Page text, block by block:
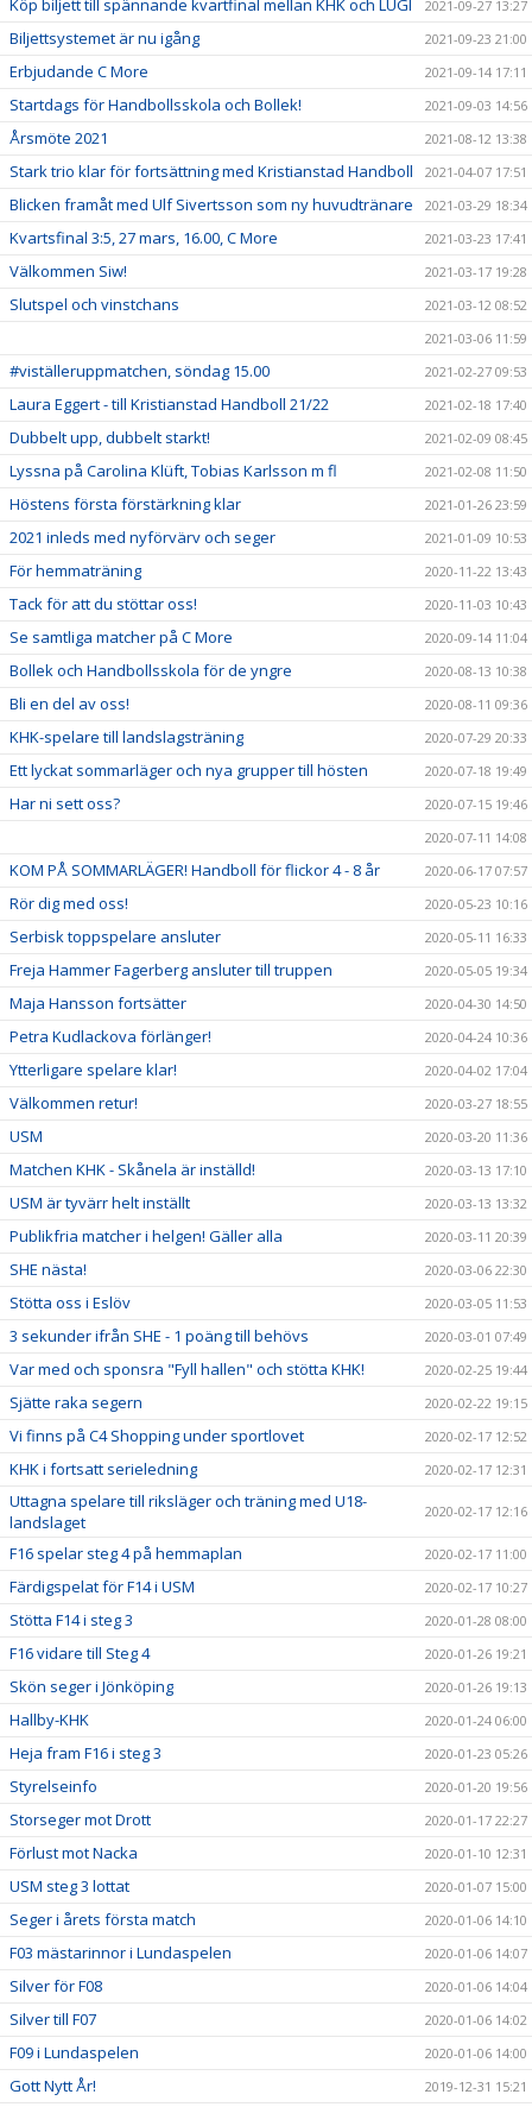
Köp biljett till spännande kvartfinal mellan KHK och LUGI 2021-09-27 13:27
Biljettsystemet är nu igång 2021-09-23 21:00
Erbjudande C More 2021-09-14 17:11
Startdags för Handbollsskola och Bollek! 2021-09-03 14:56
Årsmöte 2021 2021-08-12 13:38
Stark trio klar för fortsättning med Kristianstad Handboll 2021-04-07 17:51
Blicken framåt med Ulf Sivertsson som ny huvudtränare 2021-03-29 18:34
Kvartsfinal 3:5, 27 mars, 16.00, C More 2021-03-23 17:41
Välkommen Siw! 2021-03-17 19:28
Slutspel och vinstchans
2021-03-12 08:52
2021-03-06 11:59
#viställeruppmatchen, söndag 15.00 2021-02-27 09:53
Laura Eggert - till Kristianstad Handboll 21/22 2021-02-18 17:40
Dubbelt upp, dubbelt starkt! 2021-02-09 08:45
Lyssna på Carolina Klüft, Tobias Karlsson m fl 2021-02-08 11:50
Höstens första förstärkning klar 2021-01-26 23:59
2021 inleds med nyförvärv och seger 2021-01-09 10:53
För hemmaträning 2020-11-22 13:43
Tack för att du stöttar oss! 2020-11-03 10:43
Se samtliga matcher på C More 2020-09-14 11:04
Bollek och Handbollsskola för de yngre 2020-08-13 10:38
Bli en del av oss! 2020-08-11 09:36
KHK-spelare till landslagsträning 2020-07-29 20:33
Ett lyckat sommarläger och nya grupper till hösten 2020-07-18 19:49
Har ni sett oss?
2020-07-15 19:46
2020-07-11 14:08
KOM PÅ SOMMARLÄGER! Handboll för flickor 4 - 8 år 2020-06-17 07:57
Rör dig med oss! 2020-05-23 10:16
Serbisk toppspelare ansluter 2020-05-11 16:33
Freja Hammer Fagerberg ansluter till truppen 2020-05-05 19:34
Maja Hansson fortsätter 2020-04-30 14:50
Petra Kudlackova förlänger! 2020-04-24 10:36
Ytterligare spelare klar! 2020-04-02 17:04
Välkommen retur! 2020-03-27 18:55
USM 2020-03-20 11:36
Matchen KHK - Skånela är inställd! 2020-03-13 17:10
USM är tyvärr helt inställt 2020-03-13 13:32
Publikfria matcher i helgen! Gäller alla 2020-03-11 20:39
SHE nästa! 2020-03-06 22:30
Stötta oss i Eslöv 2020-03-05 11:53
3 sekunder ifrån SHE - 1 poäng till behövs 2020-03-01 07:49
Var med och sponsra "Fyll hallen" och stötta KHK! 2020-02-25 19:44
Sjätte raka segern 2020-02-22 19:15
Vi finns på C4 Shopping under sportlovet 2020-02-17 12:52
KHK i fortsatt serieledning 2020-02-17 12:31
Uttagna spelare till riksläger och träning med U18-
landslaget
2020-02-17 12:16
F16 spelar steg 4 på hemmaplan 2020-02-17 11:00
Färdigspelat för F14 i USM 2020-02-17 10:27
Stötta F14 i steg 3 2020-01-28 08:00
F16 vidare till Steg 4 2020-01-26 19:21
Skön seger i Jönköping 2020-01-26 19:13
Hallby-KHK 2020-01-24 06:00
Heja fram F16 i steg 3 2020-01-23 05:26
Styrelseinfo 2020-01-20 19:56
Storseger mot Drott 2020-01-17 22:27
Förlust mot Nacka 2020-01-10 12:31
USM steg 3 lottat 2020-01-07 15:00
Seger i årets första match 2020-01-06 14:10
F03 mästarinnor i Lundaspelen 2020-01-06 14:07
Silver för F08 2020-01-06 14:04
Silver till F07 2020-01-06 14:02
F09 i Lundaspelen 2020-01-06 14:00
Gott Nytt År! 2019-12-31 15:21